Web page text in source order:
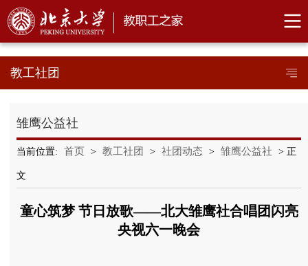
教工社团
雏鹰公益社
当前位置: 首页 > 教工社团 > 社团动态 > 雏鹰公益社 > 正
文
童心筑梦 节日放歌——北大雏鹰社合唱团闪亮
央视六一晚会